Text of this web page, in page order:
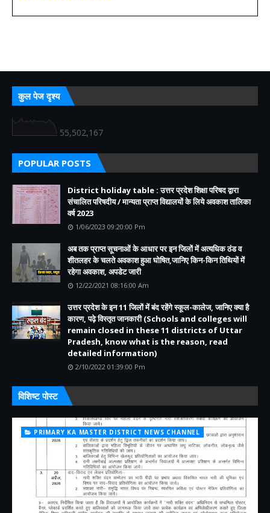
कुल पेज दृश्य
55,502,167
POPULAR POSTS
District holiday table : उत्तर प्रदेश शिक्षा परिषद द्वारा
संचालित परिषदीय / मान्यता प्राप्त विद्यालयों के लिये अवकाश तालिका
वर्ष 2023
1/06/2023 09:20:00 Pm
अब तक प्राप्त सूचनाओं के आधार पर इन जिलों में अत्यधिक ठंड व
शीतलहर के चलते अवकाश हुआ घोषित,जानिए किन-किन तिथियों में
रहेगा अवकाश, अपडेट जारी
12/22/2021 08:16:00 Am
उत्तर प्रदेश के इन 11 जिलों में बंद रहेंगे स्कूल-कालेज, जानिए क्या है
कारण, पढ़े विस्तृत जानकारी (Schools and colleges will
remain closed in these 11 districts of Uttar
Pradesh, know what is the reason, read
detailed information)
2/10/2022 01:39:00 Pm
विशिष्ट पोस्ट
PRIMARY KA MASTER DISTRICT NEWS CHANNEL